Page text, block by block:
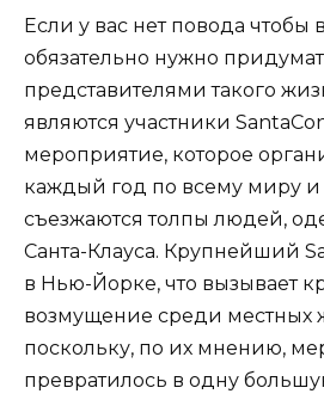
Если у вас нет повода чтобы
обязательно нужно
представителями такого
являются участники
мероприятие, которое
каждый год по всему миру и
съезжаются толпы людей,
Санта-Клауса. Крупнейший
в Нью-Йорке, что вызывает
возмущение среди местных
поскольку, по их мнению,
превратилось в одну